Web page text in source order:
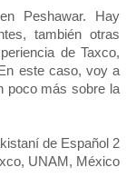
Peshawar. Hay
también otras
de Taxco,
este caso, voy a
poco más sobre la
de Español 2
UNAM, México